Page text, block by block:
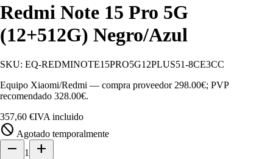
Redmi Note 15 Pro 5G
(12+512G) Negro/Azul
SKU: EQ-REDMINOTE15PRO5G12PLUS51-8CE3CC
Equipo Xiaomi/Redmi — compra proveedor 298.00€; PVP
recomendado 328.00€.
357,60 €IVA incluido
block Agotado temporalmente
remove 1
add